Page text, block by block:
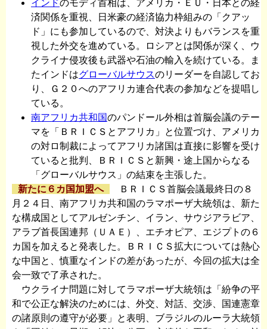
インドのモディ首相は、アメリカ・ＥＵ・日本との経
済関係を重視、日米豪の経済協力枠組みの「クアッ
ド」にも参加しているので、対決よりもバランスを重
視した外交を進めている。ロシアとは関係が深く、ウ
クライナ侵攻後も武器や石油の輸入を続けている。ま
たインドはグローバルサウスのリーダーを自認してお
り、Ｇ２０へのアフリカ連合代表の参加などを提唱し
ている。
南アフリカ共和国のパンドール外相は首脳会議のテー
マを「ＢＲＩＣＳとアフリカ」と位置づけ、アメリカ
の対ロ制裁によってアフリカ諸国は直接に影響を受け
ていると批判、ＢＲＩＣＳと新興・途上国からなる
「グローバルサウス」の結束を主張した。
新たに６カ国加盟へ
ＢＲＩＣＳ首脳会議最終日の８
月２４日、南アフリカ共和国のラマポーザ大統領は、新た
な構成国としてアルゼンチン、イラン、サウジアラビア、
アラブ首長国連邦（ＵＡＥ）、エチオピア、エジプトの６
カ国を加えると発表した。ＢＲＩＣＳ拡大については熱心
な中国と、慎重なインドの差があったが、今回の拡大は全
会一致で了承された。
ウクライナ問題に対してラマポーザ大統領は「紛争の平
和で公正な解決のためには、外交、対話、交渉、国連憲章
の諸原則の遵守が必要」と表明、ブラジルのルーラ大統領